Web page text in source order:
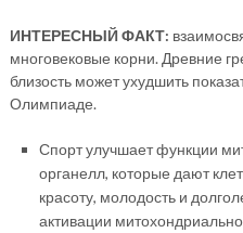
ИНТЕРЕСНЫЙ ФАКТ:
многовековые корни. Древние
близость может ухудшить
Олимпиаде.
Спорт улучшает функции
органелл, которые дают
красоту, молодость и
активации